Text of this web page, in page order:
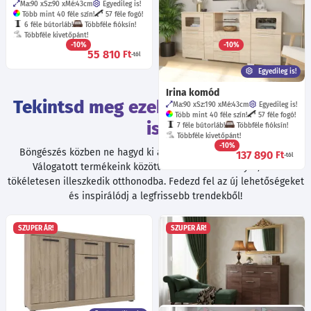
Ma:90 Sz:90 Mé:43cm
Egyedileg is!
Több mint 40 féle szín!
57 féle fogó!
6 féle bútorláb!
Többféle fióksín!
Többféle kivetőpánt!
-10%
55 810 Ft-tól
Ma:90 Sz:50 Mé:43 cm
Egyedileg is!
Több mint 40 féle szín!
57 féle fogó!
6 féle bútorláb!
Többféle kivetőpánt!
-10%
39 520 Ft-tól
Egyedileg is!
Irina komód
Ma:90 Sz:190 Mé:43cm
Egyedileg is!
Több mint 40 féle szín!
57 féle fogó!
7 féle bútorláb!
Többféle fióksín!
Többféle kivetőpánt!
-10%
137 890 Ft-tól
Tekintsd meg ezeket a termékeket
is!
Böngészés közben ne hagyd ki a további kiváló ajánlatainkat!
Válogatott termékeink között biztosan találsz olyat, ami
tökéletesen illeszkedik otthonodba. Fedezd fel az új lehetőségeket
és inspirálódj a legfrissebb trendekből!
SZUPER ÁR! SZUPER ÁR!